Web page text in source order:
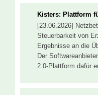
Kisters: Plattform
[23.06.2026]
Steuerbarkeit von
Ergebnisse an die
Der
2.0-Plattform dafür